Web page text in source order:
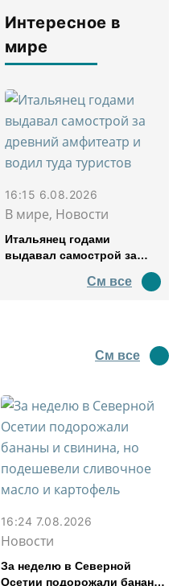
Интересное в
мире
16:15 6.08.2026
В мире, Новости
Итальянец годами
выдавал самострой за
водил туда туристов
См все
См все
16:24 7.08.2026
Новости
За неделю в Северной
Осетии подорожали бананы